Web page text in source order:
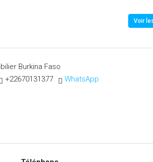
Voir
Burkina Faso
+22670131377 WhatsApp